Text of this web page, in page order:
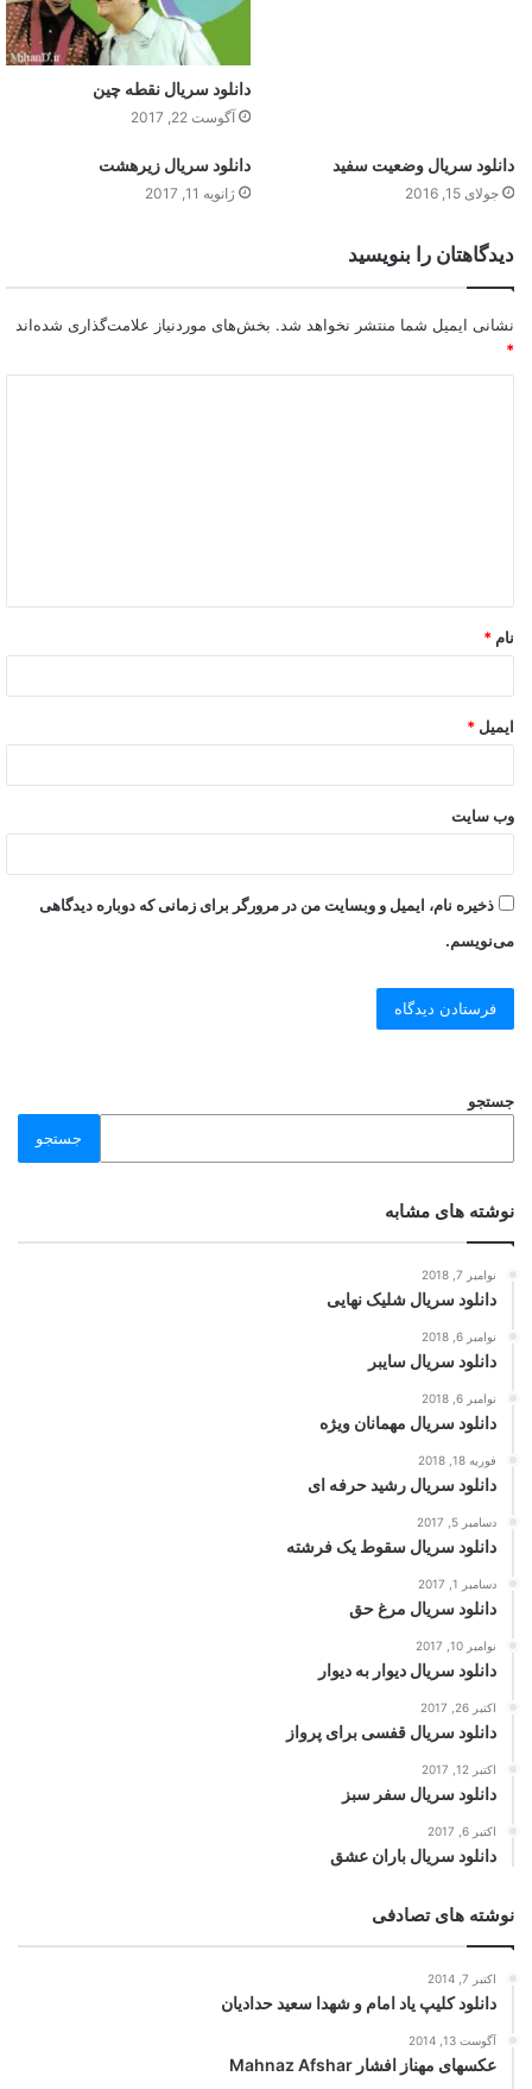
دانلود سریال نقطه چین
آگوست 22, 2017
دانلود سریال وضعیت سفید
جولای 15, 2016
دانلود سریال زیرهشت
ژانویه 11, 2017
دیدگاهتان را بنویسید
نشانی ایمیل شما منتشر نخواهد شد. بخش‌های موردنیاز علامت‌گذاری شده‌اند
*
نام *
ایمیل *
وب‌ سایت
ذخیره نام، ایمیل و وبسایت من در مرورگر برای زمانی که دوباره دیدگاهی
می‌نویسم.
جستجو
جستجو
نوشته های مشابه
نوامبر 7, 2018
دانلود سریال شلیک نهایی
نوامبر 6, 2018
دانلود سریال سایبر
نوامبر 6, 2018
دانلود سریال مهمانان ویژه
فوریه 18, 2018
دانلود سریال رشید حرفه ای
دسامبر 5, 2017
دانلود سریال سقوط یک فرشته
دسامبر 1, 2017
دانلود سریال مرغ حق
نوامبر 10, 2017
دانلود سریال دیوار به دیوار
اکتبر 26, 2017
دانلود سریال قفسی برای پرواز
اکتبر 12, 2017
دانلود سریال سفر سبز
اکتبر 6, 2017
دانلود سریال باران عشق
نوشته های تصادفی
اکتبر 7, 2014
دانلود کلیپ یاد امام و شهدا سعید حدادیان
آگوست 13, 2014
عکسهای مهناز افشار Mahnaz Afshar